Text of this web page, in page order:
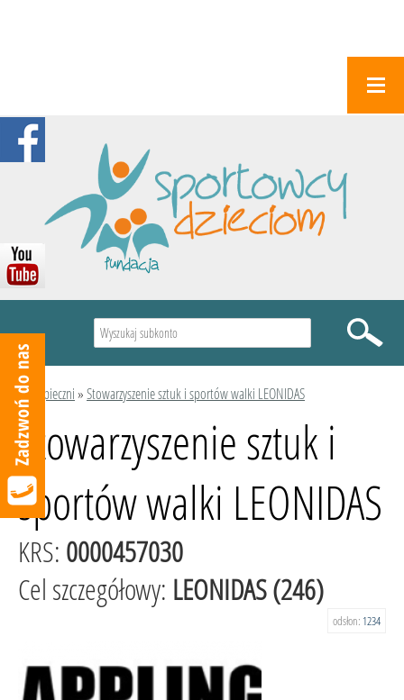
Podopieczni»Stowarzyszenie sztuk i sportów walki LEONIDAS
Stowarzyszenie sztuk i
sportów walki LEONIDAS
KRS: 0000457030
Cel szczegółowy: LEONIDAS (246)
odsłon: 1234